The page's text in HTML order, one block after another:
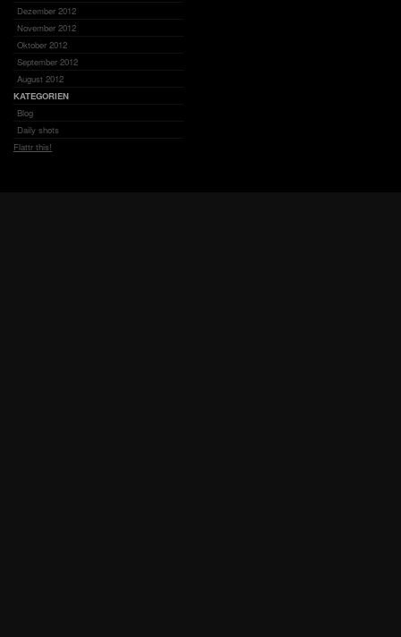
Dezember 2012
November 2012
Oktober 2012
September 2012
August 2012
KATEGORIEN
Blog
Daily shots
Flattr this!